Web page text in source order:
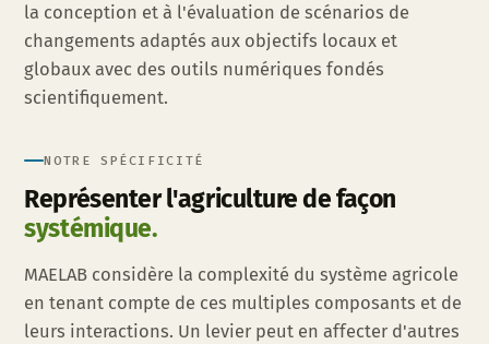
la conception et à l'évaluation de scénarios de
changements adaptés aux objectifs locaux et
globaux avec des outils numériques fondés
scientifiquement.
NOTRE SPÉCIFICITÉ
Représenter l'agriculture de façon
systémique.
MAELAB considère la complexité du système agricole
en tenant compte de ces multiples composants et de
leurs interactions. Un levier peut en affecter d'autres